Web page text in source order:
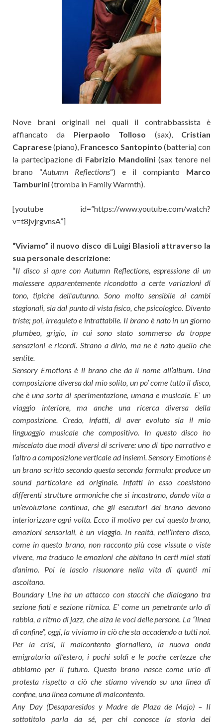
Nove brani originali nei quali il contrabbassista è
affiancato da Pierpaolo Tolloso (sax), Cristian
Caprarese(piano), Francesco Santopinto (batteria) con
la partecipazione di Fabrizio Mandolini (sax tenore nel
brano “Autumn Reflections“) e il compianto Marco
Tamburini(tromba in Family Warmth).
[youtube id=”https://www.youtube.com/watch?
v=t8jvjrgvnsA”]
“Viviamo” il nuovo disco di Luigi Blasioli attraverso la
sua personale descrizione:
“Il disco si apre con Autumn Reflections, espressione di un
malessere apparentemente ricondotto a certe variazioni di
tono, tipiche dell’autunno. Sono molto sensibile ai cambi
stagionali, sia dal punto di vista fisico, che psicologico. Divento
triste; poi, irrequieto e intrattabile. Il brano è nato in un giorno
plumbeo, grigio, in cui sono stato sommerso da troppe
sensazioni e ricordi. Strano a dirlo, ma ne è nato quello che
sentite.
Sensory Emotions è il brano che da il nome all’album. Una
composizione diversa dal mio solito, un po’ come tutto il disco,
che è una sorta di sperimentazione, umana e musicale. E’ un
viaggio interiore, ma anche una ricerca diversa della
composizione. Credo, infatti, di aver evoluto sia il mio
linguaggio musicale che compositivo. In questo disco ho
miscelato due modi diversi di scrivere: uno di tipo narrativo e
l’altro a composizione verticale ad insiemi. Sensory Emotions è
un brano scritto secondo questa seconda formula: produce un
sound particolare ed originale. Infatti in esso coesistono
differenti strutture armoniche che si incastrano, dando vita a
un’evoluzione continua, che gli esecutori del brano devono
interiorizzare ogni volta. Ecco il motivo per cui questo brano,
emozioni sensoriali, è un viaggio. In realtà, nell’intero disco,
come in questo brano, non racconto più cose vissute o viste
vivere, ma traduco le emozioni che abitano in certi miei stati
d’animo. Poi le lascio risuonare nella vita di quanti mi
ascoltano.
Boundary Line ha un attacco con stacchi che dialogano tra
sezione fiati e sezione ritmica. E’ come un penetrante urlo di
rabbia, a ritmo di jazz, che alza le voci delle persone. La “linea
di confine”, oggi, la viviamo in ciò che sta accadendo a tutti noi.
Per la crisi, il malcontento giornaliero, la nuova onda
emigratoria all’estero, i pochi soldi e le poche certezze che
abbiamo per il futuro. Questo brano nasce come urlo di
protesta rispetto a ciò che stiamo vivendo su una linea di
confine, una linea comune di malcontento.
Any Day (Desaparesidos y Madre de Plaza de Majo) – Il
sottotitolo parla da sé, per chi conosce la storia dei